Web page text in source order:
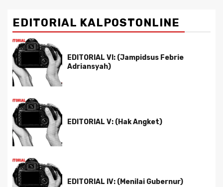
EDITORIAL KALPOSTONLINE
EDITORIAL VI: (Jampidsus Febrie
Adriansyah)
EDITORIAL V: (Hak Angket)
EDITORIAL IV: (Menilai Gubernur)